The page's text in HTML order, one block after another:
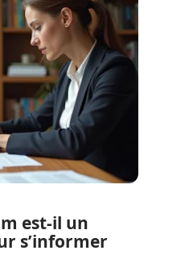
est-il un
s’informer